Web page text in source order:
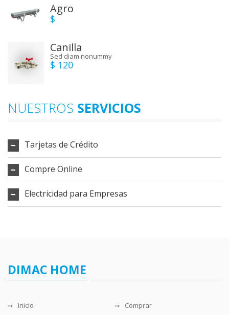
Agro
$
Canilla
Sed diam nonummy
$ 120
NUESTROS SERVICIOS
Tarjetas de Crédito
Compre Online
Electricidad para Empresas
DIMAC HOME
Inicio Comprar